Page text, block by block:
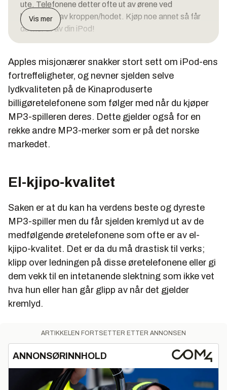
ute. Telefonene detter ofte ut av ørene ved
bevegelse av kroppen/hodet. Kjøp noe annet så får
du mer ut av din iPod!
TERNINGKAST:2
Scullcandy iPhone FMJ
FORBRUKERTEKNOLOGIS DOM:
Grei bass. Veldig kul design. Dette er øretelefonene
PRIS: 435 kroner
TERNINGKAST: 3
Bose Triport In Ear
Bra og
distingvert lyd. Fet bass. Litt klumpete design.
Mange av våre testere hadde problemer med å få
PRIS: 978 kroner
TERNINGKAST:4
Vis mer
Apples misjonærer snakker stort sett om iPod-ens
fortreffeligheter, og nevner sjelden selve
lydkvaliteten på de Kinaproduserte
billigøretelefonene som følger med når du kjøper
MP3-spilleren deres. Dette gjelder også for en
rekke andre MP3-merker som er på det norske
markedet.
El-kjipo-kvalitet
Saken er at du kan ha verdens beste og dyreste
MP3-spiller men du får sjelden kremlyd ut av de
medfølgende øretelefonene som ofte er av el-
kjipo-kvalitet. Det er da du må drastisk til verks;
klipp over ledningen på disse øretelefonene eller gi
dem vekk til en intetanende slektning som ikke vet
hva hun eller han går glipp av når det gjelder
kremlyd.
ARTIKKELEN FORTSETTER ETTER ANNONSEN
ANNONSØRINNHOLD